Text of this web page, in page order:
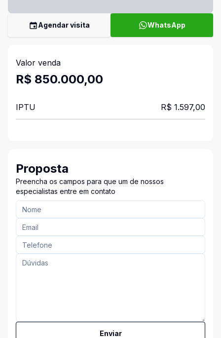
Agendar visita WhatsApp
Valor venda
R$ 850.000,00
IPTU R$ 1.597,00
Proposta
Preencha os campos para que um de nossos
especialistas entre em contato
Enviar